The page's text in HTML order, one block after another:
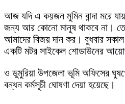
আজ যদি এ কয়জন মুমিন বান্দা মরে
জন্য আর কোনো মানুষ থাকবে না।
আমাদের বিজয় দান কর। বুধবার
একটি মটর সাইকেল শোডাউনের
ও ডুমুরিয়া উপজেলা ভূমি অফিসের
বন্ধন কর্মসূচী ঘোষণা দেয়া হয়েছে।